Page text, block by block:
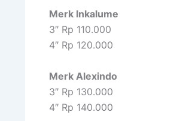
Merk Inkalume
3″ Rp 110.000
4″ Rp 120.000
Merk Alexindo
3″ Rp 130.000
4″ Rp 140.000